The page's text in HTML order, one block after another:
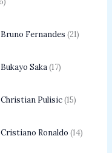
Fernandes 21
Saka 17
Pulisic 15
Ronaldo 14